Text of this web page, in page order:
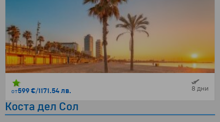
от599 €/1171.54 лв. 8 дни
Коста дел Сол